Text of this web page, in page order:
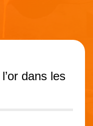
dans les